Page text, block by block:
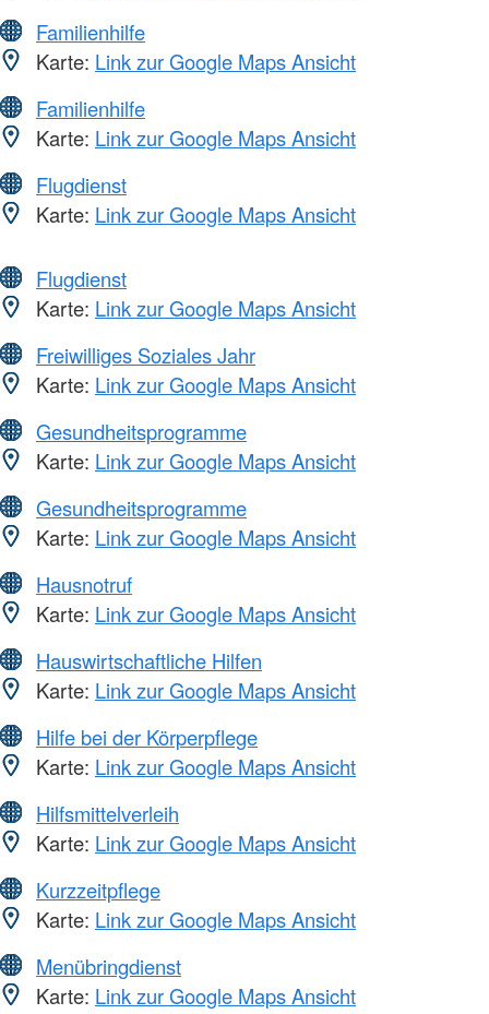
Familienhilfe
Karte: Link zur Google Maps Ansicht
Familienhilfe
Karte: Link zur Google Maps Ansicht
Flugdienst
Karte: Link zur Google Maps Ansicht
Flugdienst
Karte: Link zur Google Maps Ansicht
Freiwilliges Soziales Jahr
Karte: Link zur Google Maps Ansicht
Gesundheitsprogramme
Karte: Link zur Google Maps Ansicht
Gesundheitsprogramme
Karte: Link zur Google Maps Ansicht
Hausnotruf
Karte: Link zur Google Maps Ansicht
Hauswirtschaftliche Hilfen
Karte: Link zur Google Maps Ansicht
Hilfe bei der Körperpflege
Karte: Link zur Google Maps Ansicht
Hilfsmittelverleih
Karte: Link zur Google Maps Ansicht
Kurzzeitpflege
Karte: Link zur Google Maps Ansicht
Menübringdienst
Karte: Link zur Google Maps Ansicht